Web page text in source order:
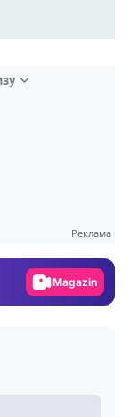
Реклама
Magazin